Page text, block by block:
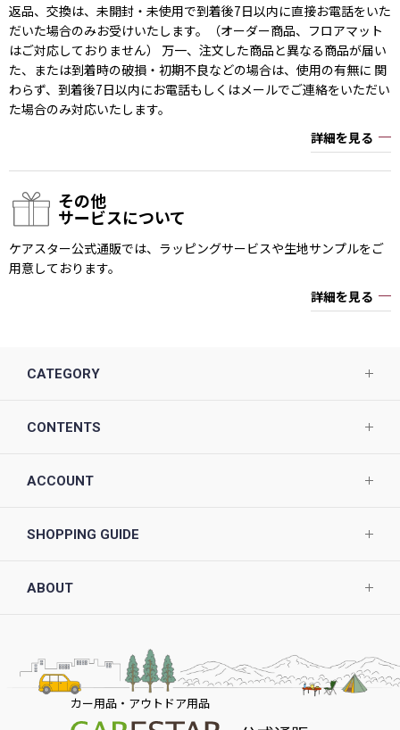
返品、交換は、未開封・未使用で到着後7日以内に直接お電話をいた
だいた場合のみお受けいたします。（オーダー商品、フロアマット
はご対応しておりません） 万一、注文した商品と異なる商品が届い
た、または到着時の破損・初期不良などの場合は、使用の有無に 関
わらず、到着後7日以内にお電話もしくはメールでご連絡をいただい
た場合のみ対応いたします。
詳細を見る
その他
サービスについて
ケアスター公式通販では、ラッピングサービスや生地サンプルをご
用意しております。
詳細を見る
CATEGORY
CONTENTS
ACCOUNT
SHOPPING GUIDE
ABOUT
カー用品・アウトドア用品